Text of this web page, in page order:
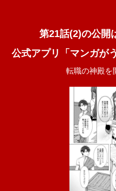
第21話(2)の公開
公式アプリ「マンガが
転職の神殿を